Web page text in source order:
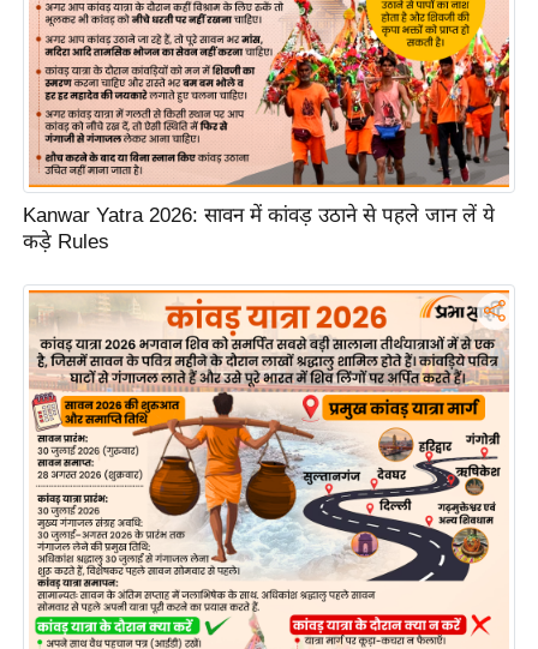
त
बॉ
ली
वु
हॉ
ली
वु
फि
ल्म
स
मी
क्षा
B
e
a
k
Kanwar Yatra 2026: सावन में कांवड़ उठाने से पहले जान लें ये
कड़े Rules